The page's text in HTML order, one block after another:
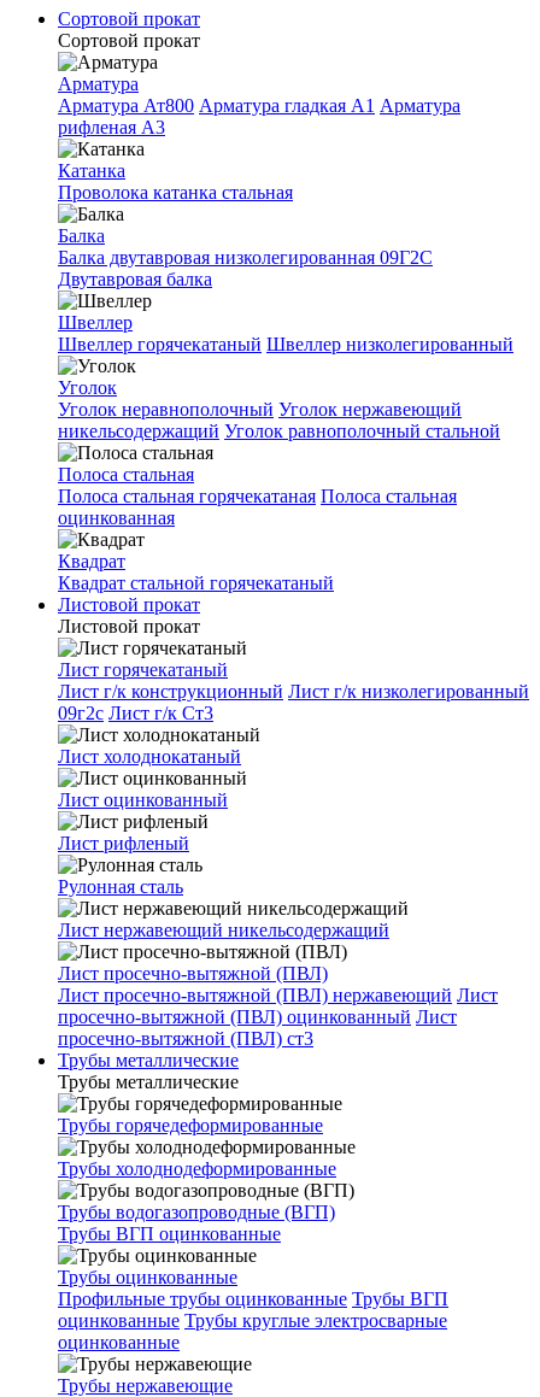
Сортовой прокат
Сортовой прокат
Арматура
Арматура Ат800 Арматура гладкая A1 Арматура
рифленая A3
Катанка
Проволока катанка стальная
Балка
Балка двутавровая низколегированная 09Г2С
Двутавровая балка
Швеллер
Швеллер горячекатаный Швеллер низколегированный
Уголок
Уголок неравнополочный Уголок нержавеющий
никельсодержащий Уголок равнополочный стальной
Полоса стальная
Полоса стальная горячекатаная Полоса стальная
оцинкованная
Квадрат
Квадрат стальной горячекатаный
Листовой прокат
Листовой прокат
Лист горячекатаный
Лист г/к конструкционный Лист г/к низколегированный
09г2с Лист г/к Ст3
Лист холоднокатаный
Лист оцинкованный
Лист рифленый
Рулонная сталь
Лист нержавеющий никельсодержащий
Лист просечно-вытяжной (ПВЛ)
Лист просечно-вытяжной (ПВЛ) нержавеющий Лист
просечно-вытяжной (ПВЛ) оцинкованный Лист
просечно-вытяжной (ПВЛ) ст3
Трубы металлические
Трубы металлические
Трубы горячедеформированные
Трубы холоднодеформированные
Трубы водогазопроводные (ВГП)
Трубы ВГП оцинкованные
Трубы оцинкованные
Профильные трубы оцинкованные Трубы ВГП
оцинкованные Трубы круглые электросварные
оцинкованные
Трубы нержавеющие